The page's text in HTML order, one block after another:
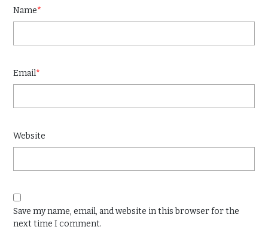
Name*
Email*
Website
Save my name, email, and website in this browser for the
next time I comment.